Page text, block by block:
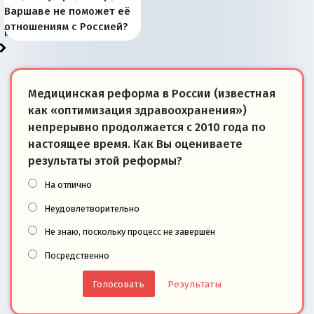
районы Баренцева
моря
тем, что они -
победители
Запада рассказала о
«переобувании» хозяев
перемены: 15 шагов к
суверенной экономике
Европы
сбрасывать балласт
Анкориджа
года: первые уступки во
внутренней политике
сегодня
Варшаве не поможет её
отношениям с Россией?
Медицинская реформа в России (известная
как «оптимизация здравоохранения»)
непрерывно продолжается с 2010 года по
настоящее время. Как Вы оцениваете
результаты этой реформы?
На отлично
Неудовлетворительно
Не знаю, поскольку процесс не завершён
Посредственно
Результаты